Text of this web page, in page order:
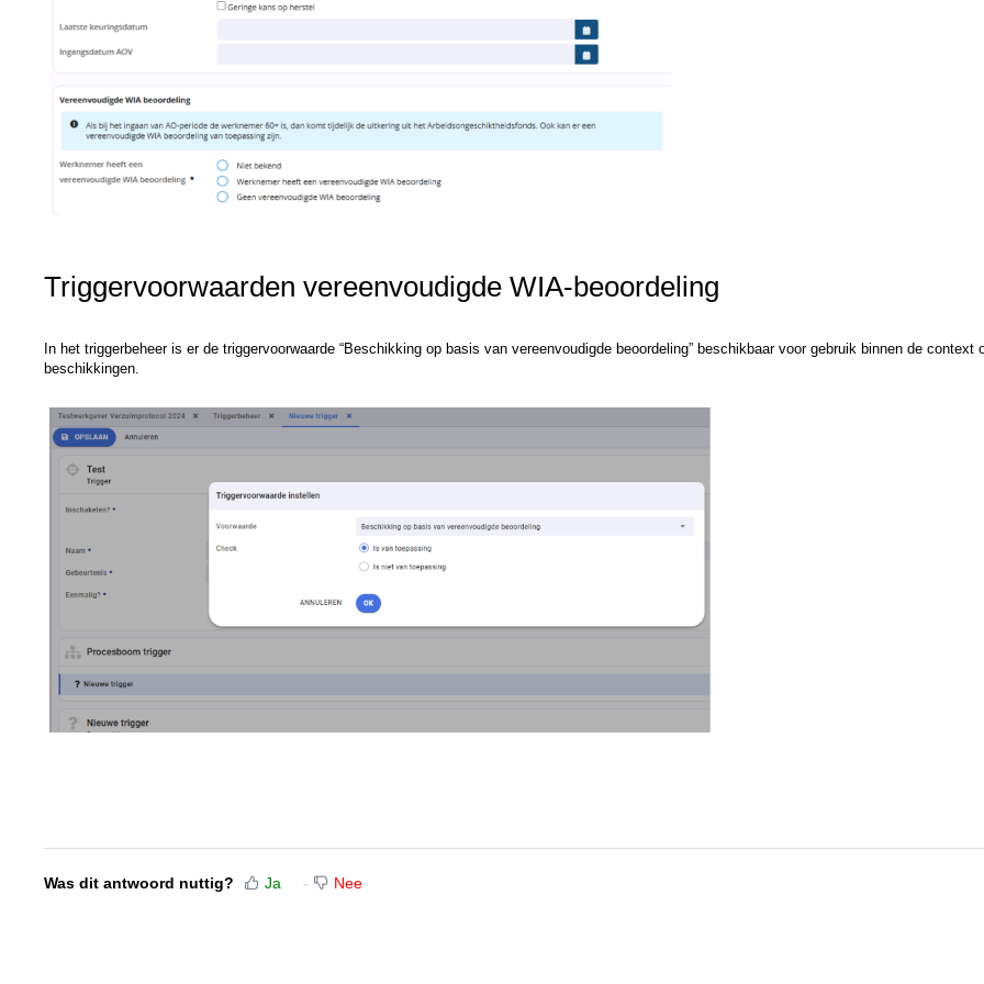
Triggervoorwaarden vereenvoudigde WIA-beoordeling
In het triggerbeheer is er de triggervoorwaarde “Beschikking op basis van vereenvoudigde beoordeling” beschikbaar voor gebruik binnen de context
beschikkingen.
Was dit antwoord nuttig? Ja Nee